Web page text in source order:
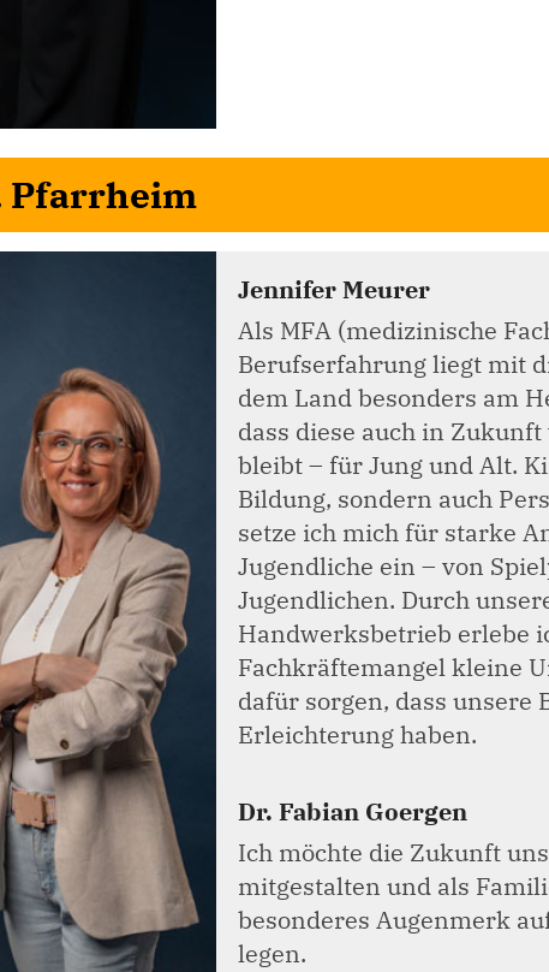
Pfarrheim
Jennifer Meurer
Als MFA (medizinische
Berufserfahrung liegt mit
dem Land besonders am
dass diese auch in
bleibt – für Jung und Alt.
Bildung, sondern auch
setze ich mich für starke
Jugendliche ein – von
Jugendlichen. Durch
Handwerksbetrieb erlebe
Fachkräftemangel kleine
dafür sorgen, dass
Erleichterung haben.
Dr. Fabian Goergen
Ich möchte die Zukunft
mitgestalten und als
besonderes Augenmerk
legen.